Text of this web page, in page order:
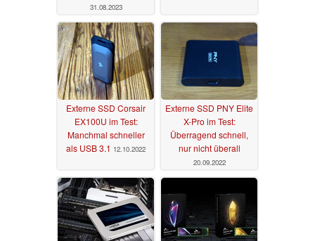
31.08.2023
Externe SSD Corsair
EX100U im Test:
Manchmal schneller
als USB 3.1 12.10.2022
Externe SSD PNY Elite
X-Pro im Test:
Überragend schnell,
nur nicht überall
20.09.2022